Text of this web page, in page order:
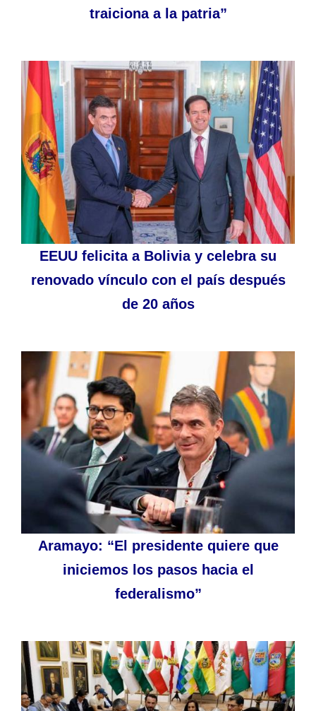
traiciona a la patria”
EEUU felicita a Bolivia y celebra su
renovado vínculo con el país después
de 20 años
Aramayo: “El presidente quiere que
iniciemos los pasos hacia el
federalismo”